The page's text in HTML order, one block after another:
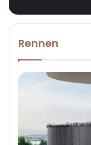
Rennen